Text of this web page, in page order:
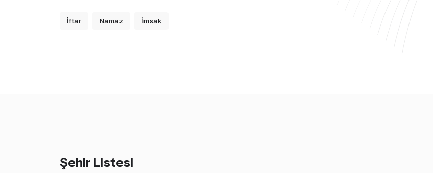
İftar Namaz İmsak
Şehir Listesi